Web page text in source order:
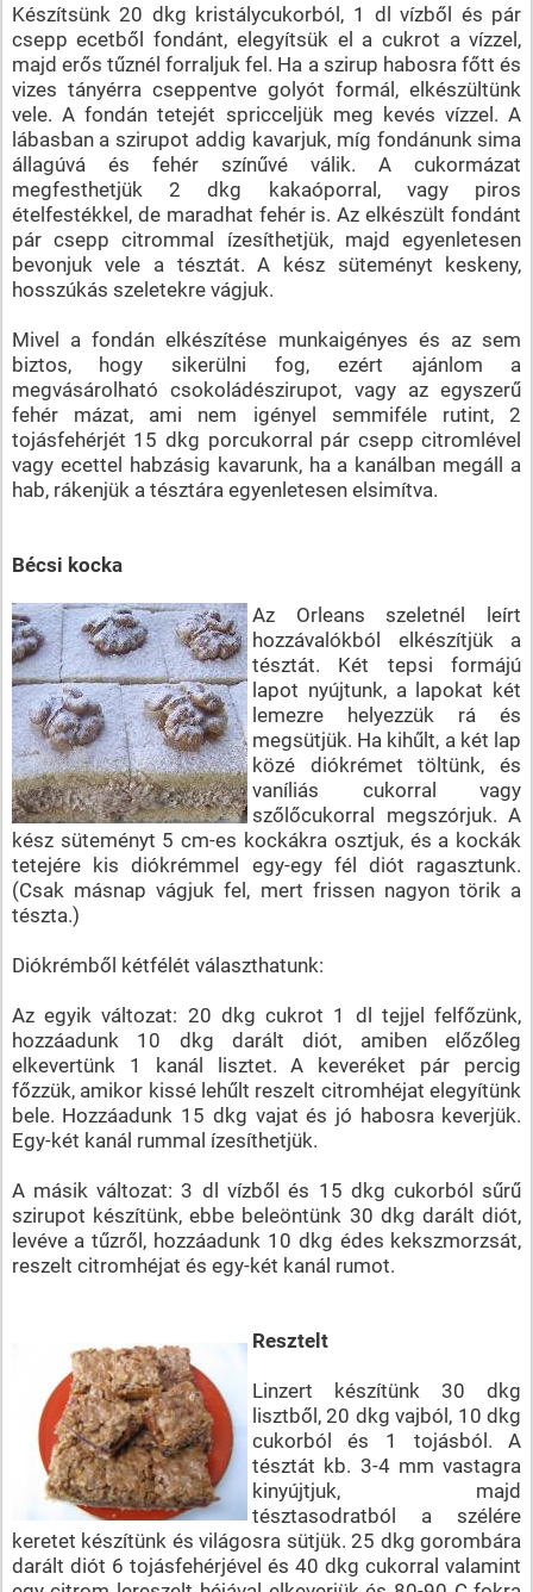
Készítsünk 20 dkg kristálycukorból, 1 dl vízből és pár
csepp ecetből fondánt, elegyítsük el a cukrot a vízzel,
majd erős tűznél forraljuk fel. Ha a szirup habosra főtt és
vizes tányérra cseppentve golyót formál, elkészültünk
vele. A fondán tetejét spricceljük meg kevés vízzel. A
lábasban a szirupot addig kavarjuk, míg fondánunk sima
állagúvá és fehér színűvé válik. A cukormázat
megfesthetjük 2 dkg kakaóporral, vagy piros
ételfestékkel, de maradhat fehér is. Az elkészült fondánt
pár csepp citrommal ízesíthetjük, majd egyenletesen
bevonjuk vele a tésztát. A kész süteményt keskeny,
hosszúkás szeletekre vágjuk.
Mivel a fondán elkészítése munkaigényes és az sem
biztos, hogy sikerülni fog, ezért ajánlom a
megvásárolható csokoládészirupot, vagy az egyszerű
fehér mázat, ami nem igényel semmiféle rutint, 2
tojásfehérjét 15 dkg porcukorral pár csepp citromlével
vagy ecettel habzásig kavarunk, ha a kanálban megáll a
hab, rákenjük a tésztára egyenletesen elsimítva.
Bécsi kocka
Az Orleans szeletnél leírt
hozzávalókból elkészítjük a
tésztát. Két tepsi formájú
lapot nyújtunk, a lapokat két
lemezre helyezzük rá és
megsütjük. Ha kihűlt, a két lap
közé diókrémet töltünk, és
vaníliás cukorral vagy
szőlőcukorral megszórjuk. A
kész süteményt 5 cm-es kockákra osztjuk, és a kockák
tetejére kis diókrémmel egy-egy fél diót ragasztunk.
(Csak másnap vágjuk fel, mert frissen nagyon törik a
tészta.)
Diókrémből kétfélét választhatunk:
Az egyik változat: 20 dkg cukrot 1 dl tejjel felfőzünk,
hozzáadunk 10 dkg darált diót, amiben előzőleg
elkevertünk 1 kanál lisztet. A keveréket pár percig
főzzük, amikor kissé lehűlt reszelt citromhéjat elegyítünk
bele. Hozzáadunk 15 dkg vajat és jó habosra keverjük.
Egy-két kanál rummal ízesíthetjük.
A másik változat: 3 dl vízből és 15 dkg cukorból sűrű
szirupot készítünk, ebbe beleöntünk 30 dkg darált diót,
levéve a tűzről, hozzáadunk 10 dkg édes kekszmorzsát,
reszelt citromhéjat és egy-két kanál rumot.
Resztelt
Linzert készítünk 30 dkg
lisztből, 20 dkg vajból, 10 dkg
cukorból és 1 tojásból. A
tésztát kb. 3-4 mm vastagra
kinyújtjuk, majd
tésztasodratból a szélére
keretet készítünk és világosra sütjük. 25 dkg gorombára
darált diót 6 tojásfehérjével és 40 dkg cukorral valamint